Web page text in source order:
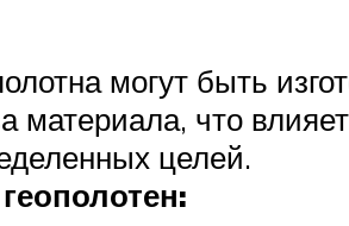
могут быть
материала, что
целей.